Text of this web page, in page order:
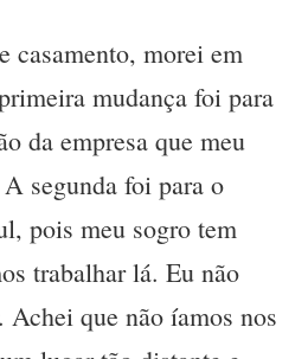
casamento, morei em
mudança foi para
da empresa que meu
segunda foi para o
pois meu sogro tem
trabalhar lá. Eu não
Achei que não íamos nos